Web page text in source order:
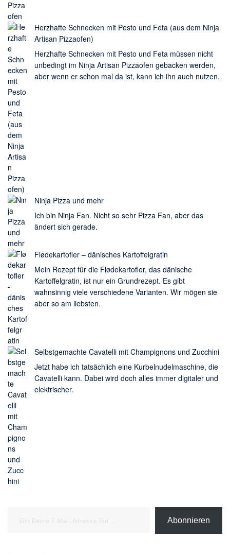
Herzhafte Schnecken mit Pesto und Feta (aus dem Ninja
Artisan Pizzaofen)
Herzhafte Schnecken mit Pesto und Feta müssen nicht
unbedingt im Ninja Artisan Pizzaofen gebacken werden,
aber wenn er schon mal da ist, kann ich ihn auch nutzen.
Ninja Pizza und mehr
Ich bin Ninja Fan. Nicht so sehr Pizza Fan, aber das
ändert sich gerade.
Flødekartofler – dänisches Kartoffelgratin
Mein Rezept für die Flødekartofler, das dänische
Kartoffelgratin, ist nur ein Grundrezept. Es gibt
wahnsinnig viele verschiedene Varianten. Wir mögen sie
aber so am liebsten.
Selbstgemachte Cavatelli mit Champignons und Zucchini
Jetzt habe ich tatsächlich eine Kurbelnudelmaschine, die
Cavatelli kann. Dabei wird doch alles immer digitaler und
elektrischer.
Abonnieren